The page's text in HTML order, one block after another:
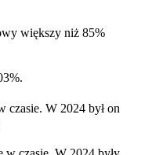
większy niż 85%
czasie. W 2024 był on